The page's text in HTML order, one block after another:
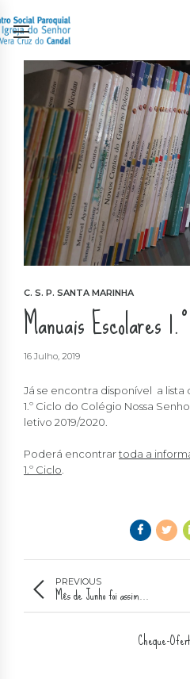
C. S. P. SANTA MARINHA
Manuais Escolares
16 Julho, 2019
Já se encontra disponível a lista
1.º Ciclo do Colégio Nossa
letivo 2019/2020.
Poderá encontrartoda a
1.º Ciclo
PREVIOUS
Mês de Junho foi assim...
Cheque-